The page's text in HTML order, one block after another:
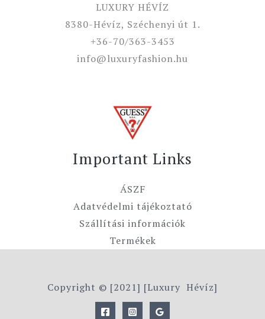
LUXURY HÉVÍZ
8380-Hévíz, Széchenyi út 1.
+36-70/363-3453
info@luxuryfashion.hu
Important Links
ÁSZF
Adatvédelmi tájékoztató
Szállítási információk
Termékek
Copyright © [2021] [Luxury Hévíz]